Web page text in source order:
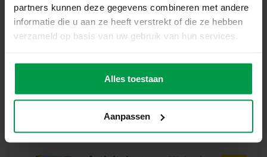
partners kunnen deze gegevens combineren met andere
informatie die u aan ze heeft verstrekt of die ze hebben
verzameld op basis van uw gebruik van hun services.
Alles toestaan
Aanpassen
Het bouwen en versieren van de raket is leuk, en het zien
van de bellen tijdens het vliegen maakt het nog specialer.
Inhoud van de Set
– 200 ml Bubble sop
– Bordje voor het dompelen van de raket in de zeep
– Stickervel en dubbelzijdig tape
Waarom kiezen voor SES Creative?
Bij SES Creative vinden we veiligheid erg belangrijk.
Gerelateerde producten
Mega bubbles –
Navulling 750ml
Minimale